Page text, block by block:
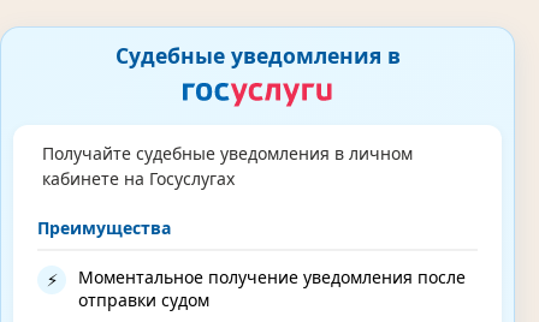
Судебные уведомления в
Получайте судебные уведомления в личном
кабинете на Госуслугах
Преимущества
⚡
Моментальное получение уведомления после
отправки судом